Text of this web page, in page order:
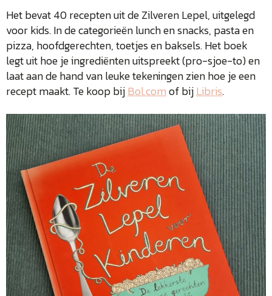
Het bevat 40 recepten uit de Zilveren Lepel, uitgelegd
voor kids. In de categorieën lunch en snacks, pasta en
pizza, hoofdgerechten, toetjes en baksels. Het boek
legt uit hoe je ingrediënten uitspreekt (pro-sjoe-to) en
laat aan de hand van leuke tekeningen zien hoe je een
recept maakt. Te koop bijBol.comof bijLibris.